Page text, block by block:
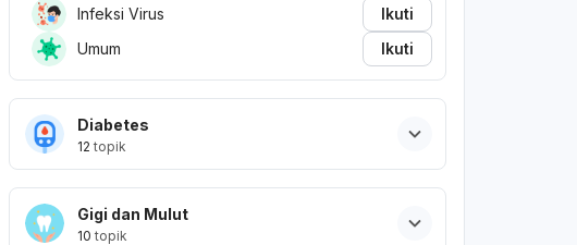
Infeksi Virus
Ikuti
Umum
Ikuti
Diabetes
12 topik
Gigi dan Mulut
10 topik